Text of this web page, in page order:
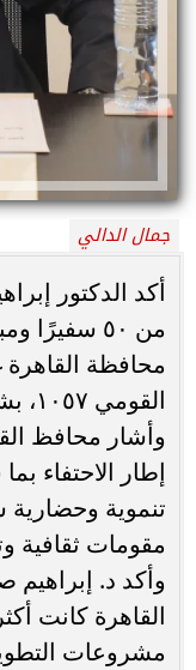
جمال الدالي
أكد الدكتور
من ٥٠
محافظة القاهرة
القومي ١٠٥٧، بشارع الفن بوسط القاهرة.
وأشار محافظ
إطار الاحتفاء
تنموية وحضارية
مقومات ثقافية
وأكد د.
القاهرة كانت
مشروعات